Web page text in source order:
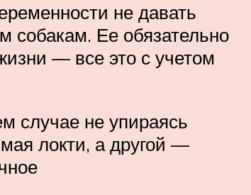
не давать
собакам. Ее обязательно
— все это с учетом
случае не упираясь
локти, а другой —